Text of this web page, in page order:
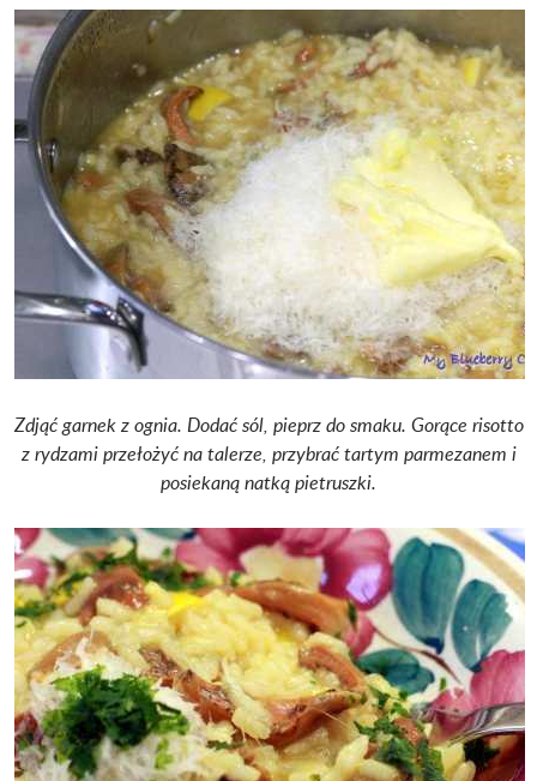
Zdjąć garnek z ognia. Dodać sól, pieprz do smaku. Gorące risotto
z rydzami przełożyć na talerze, przybrać tartym parmezanem i
posiekaną natką pietruszki.